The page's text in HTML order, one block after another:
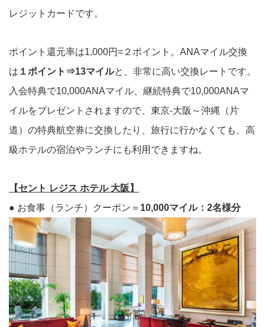
レジットカードです。
ポイント還元率は1,000円=２ポイント。ANAマイル交換
は １ポイント⇒13マイルと、非常に高い交換レートです。
入会特典で10,000ANAマイル、継続特典で10,000ANAマ
イルをプレゼントされますので、東京-大阪～沖縄（片
道）の特典航空券に交換したり、旅行に行かなくても、高
級ホテルの宿泊やランチにも利用できますね。
【セント レジス ホテル 大阪】
● お食事（ランチ）クーポン＝ 10,000マイル：2名様分